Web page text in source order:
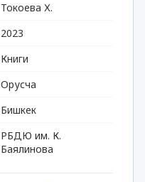
Токоева Х.
2023
Книги
Орусча
Бишкек
РБДЮ им. К.
Баялинова